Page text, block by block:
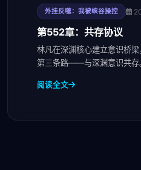
外挂反噬：我被峡谷操控
第552章：共存协议
林凡在深渊核心建立意识桥
第三条路——与深渊意识共存
阅读全文